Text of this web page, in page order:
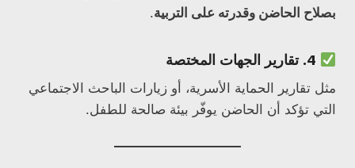
بصلاح الحاضن وقدرته على التربية.
تقارير الجهات المختصة
مثل تقارير الحماية الأسرية، أو زيارات الباحث الاجتماعي
التي تؤكد أن الحاضن يوفّر بيئة صالحة للطفل.